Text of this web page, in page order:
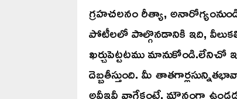
గ్రహచలనం రీత్యా,
పోటీలలో పాల్గొనడానికి ఇది,
ఖర్చుపెట్టటము మానుకోండి.లేనిచో
దెబ్బతీస్తుంది. మీ
అవీఇవీ వాగేకంటే, మౌనంగా